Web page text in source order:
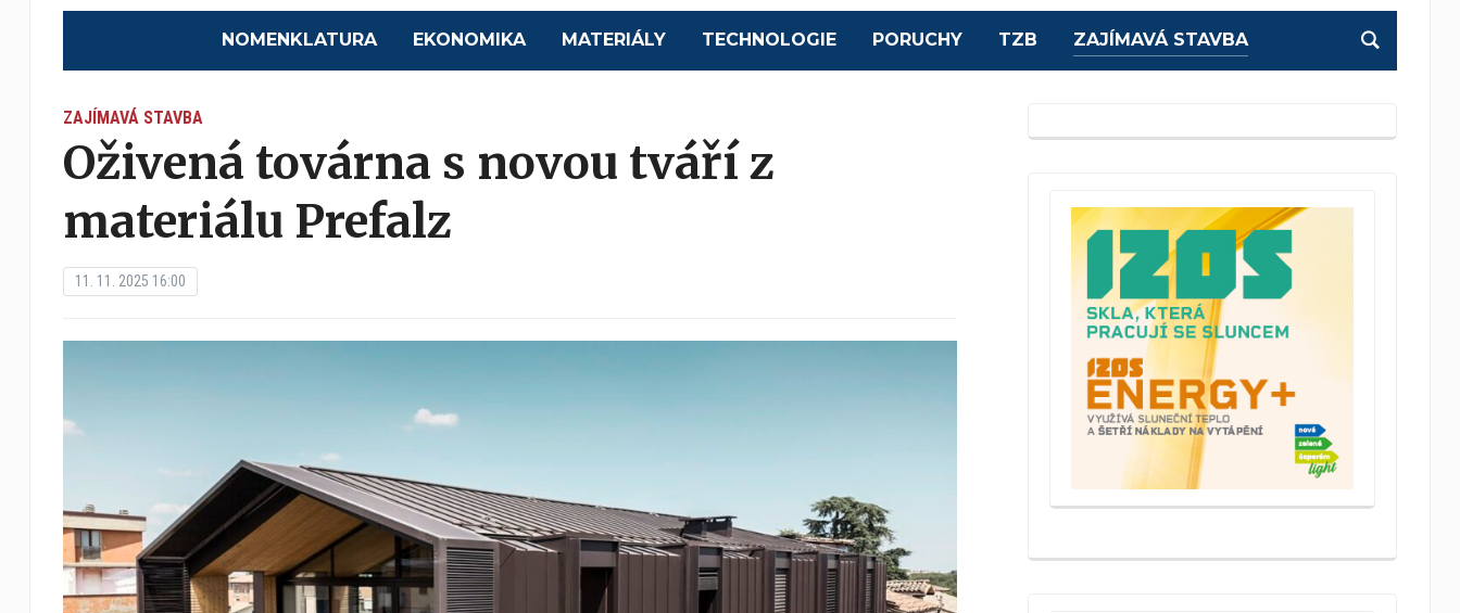
NOMENKLATURA EKONOMIKA MATERIÁLY TECHNOLOGIE PORUCHY TZB ZAJÍMAVÁ STAVBA
ZAJÍMAVÁ STAVBA
Oživená továrna s novou tváří z
materiálu Prefalz
11. 11. 2025 16:00